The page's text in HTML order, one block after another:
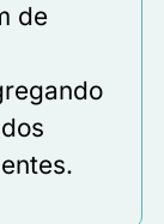
de